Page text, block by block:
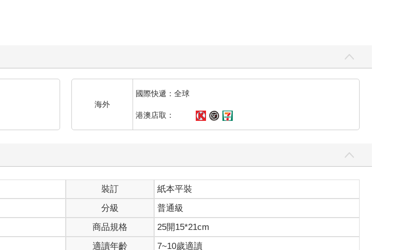
海外
國際快遞：全球
港澳店取：
裝訂
紙本平裝
分級
普通級
商品規格
25開15*21cm
適讀年齡 7~10歲適讀